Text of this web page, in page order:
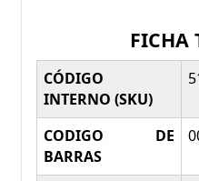
FICHA
CÓDIGO
INTERNO (SKU)
CODIGO DE
BARRAS